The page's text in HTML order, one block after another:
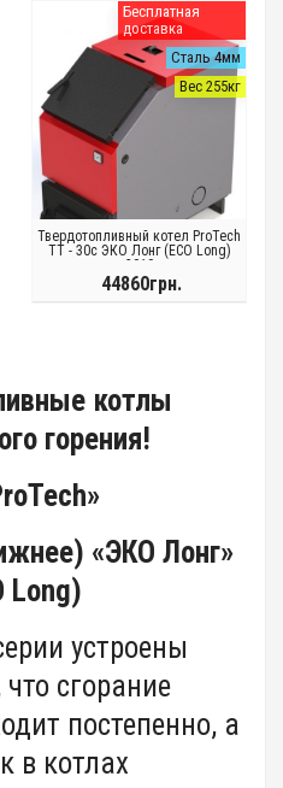
Бесплатная
доставка
Сталь 4мм
Вес 255кг
Твердотопливный котел ProTech
ТТ - 30с ЭКО Лонг (ECO Long)
2019
44860грн.
котлы
горения!
«ЭКО Лонг»
Long)
устроены
сгорание
постепенно, а
в котлах